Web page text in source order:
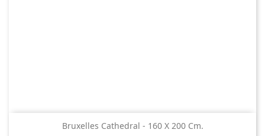
Bruxelles Cathedral - 160 X 200 Cm.